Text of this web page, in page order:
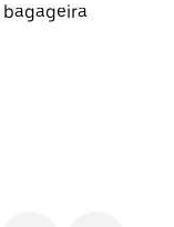
bagageira